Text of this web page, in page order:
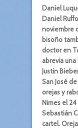
Daniel
Daniel
noviembre
bisoño
doctor en
abrevia
Justin
San José
orejas y
Nimes el
Sebastián
cartel.